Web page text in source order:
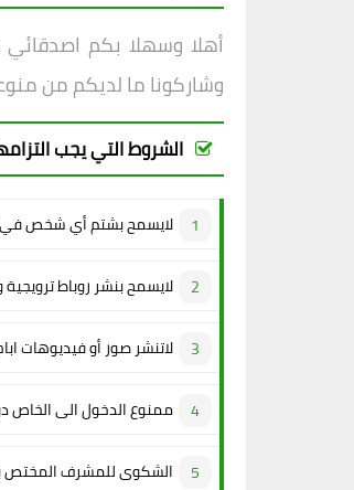
أهلا وسهلا بكم اصدقائي
وشاركونا ما لديكم من
الشروط التي يجب
لايسمح بشتم أي شخص في
لايسمح بنشر روباط
لاتنشر صور أو فيديوهات
ممنوع الدخول الى الخاص
الشكوى للمشرف المختص